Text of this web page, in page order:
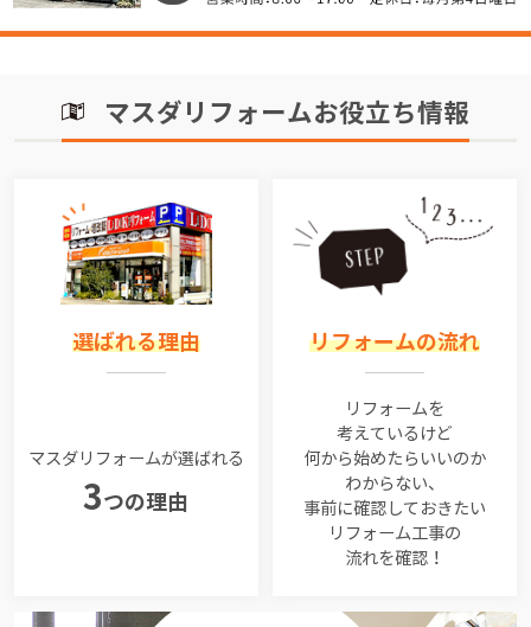
マスダリフォームお役立ち情報
選ばれる理由
マスダリフォームが選ばれる
3つの理由
リフォームの流れ
リフォームを
考えているけど
何から始めたらいいのか
わからない、
事前に確認しておきたい
リフォーム工事の
流れを確認！